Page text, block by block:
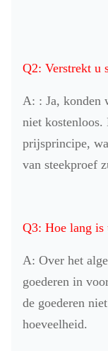
Q2: Verstrekt u
A: : Ja, konden
niet kostenloos.
prijsprincipe,
van steekproef
Q3: Hoe lang
A: Over het
goederen in
de goederen
hoeveelheid.